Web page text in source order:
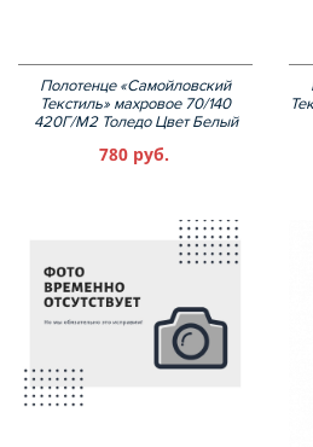
Полотенце «Самойловский
Текстиль» махровое 70/140
420Г/М2 Толедо Цвет Белый
780 руб.